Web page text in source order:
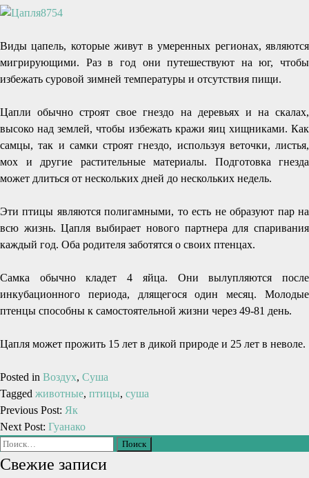
Виды цапель, которые живут в умеренных регионах, являются
мигрирующими. Раз в год они путешествуют на юг, чтобы
избежать суровой зимней температуры и отсутствия пищи.
Цапли обычно строят свое гнездо на деревьях и на скалах,
высоко над землей, чтобы избежать кражи яиц хищниками. Как
самцы, так и самки строят гнездо, используя веточки, листья,
мох и другие растительные материалы. Подготовка гнезда
может длиться от нескольких дней до нескольких недель.
Эти птицы являются полигамными, то есть не образуют пар на
всю жизнь. Цапля выбирает нового партнера для спаривания
каждый год. Оба родителя заботятся о своих птенцах.
Самка обычно кладет 4 яйца. Они вылупляются после
инкубационного периода, длящегося один месяц. Молодые
птенцы способны к самостоятельной жизни через 49-81 день.
Цапля может прожить 15 лет в дикой природе и 25 лет в неволе.
Posted in Воздух, Суша
Tagged животные, птицы, суша
Previous Post: Як
Next Post: Гуанако
Свежие записи